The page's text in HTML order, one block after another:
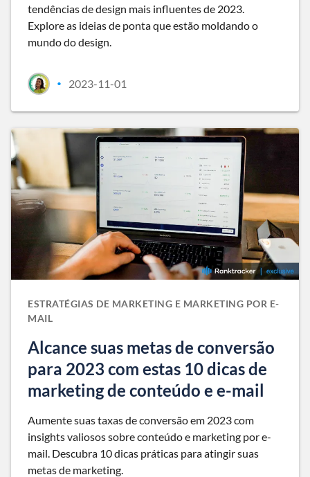
tendências de design mais influentes de 2023.
Explore as ideias de ponta que estão moldando o
mundo do design.
• 2023-11-01
ESTRATÉGIAS DE MARKETING E MARKETING POR E-
MAIL
Alcance suas metas de conversão
para 2023 com estas 10 dicas de
marketing de conteúdo e e-mail
Aumente suas taxas de conversão em 2023 com
insights valiosos sobre conteúdo e marketing por e-
mail. Descubra 10 dicas práticas para atingir suas
metas de marketing.